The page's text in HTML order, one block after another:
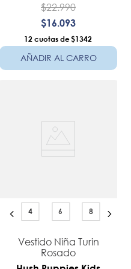
$22.990
$16.093
12 $1342
AÑADIR AL CARRO
4 6 8
Vestido Niña Turin
Rosado